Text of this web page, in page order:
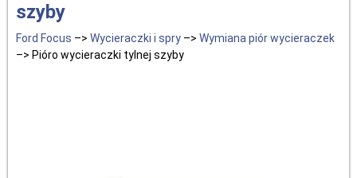
szyby
Ford Focus –> Wycieraczki i spry –> Wymiana piór wycieraczek
–> Pióro wycieraczki tylnej szyby